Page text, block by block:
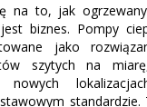
na to, jak
biznes. Pompy
jako
szytych na